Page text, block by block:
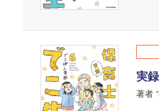
実
著者